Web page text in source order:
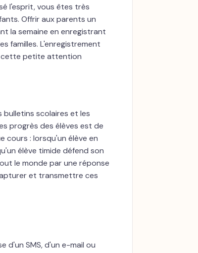
l'esprit, vous êtes très
Offrir aux parents un
la semaine en enregistrant
familles. L'enregistrement
cette petite attention
bulletins scolaires et les
progrès des élèves est de
cours : lorsqu'un élève en
élève timide défend son
le monde par une réponse
et transmettre ces
d'un SMS, d'un e-mail ou